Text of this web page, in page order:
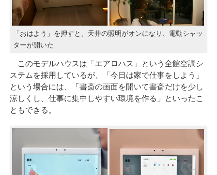
「おはよう」を押すと、天井の照明がオンになり、電動シャッ
ターが開いた
このモデルハウスは「エアロハス」という全館空調シ
ステムを採用しているが、「今日は家で仕事をしよう」
という場合には、「書斎の画面を開いて書斎だけを少し
涼しくし、仕事に集中しやすい環境を作る」といったこ
ともできる。